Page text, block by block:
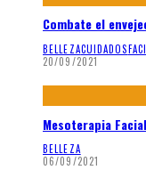
Combate el
BELLEZACUIDADOS
20/09/2021
Mesoterapia
BELLEZA
06/09/2021